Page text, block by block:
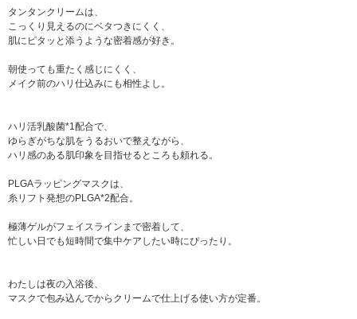
タンタンクリームは、
こっくり見えるのにベタつきにくく、
肌にピタッと添うような密着感が好き。
朝使っても重たく感じにくく、
メイク前のハリ仕込みにも相性よし。
ハリ活乳酸菌*1配合で、
ゆらぎがちな肌をうるおいで整えながら、
ハリ感のある肌印象を目指せるところも頼れる。
PLGAラッピングマスクは、
糸リフト発想のPLGA*2配合。
極薄ゲルがフェイスラインまで密着して、
忙しい日でも短時間で集中ケアしたい時にぴったり。
わたしは夜の入浴後、
マスクで包み込んでからクリームで仕上げる使い方が定番。